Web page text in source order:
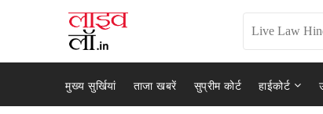
मुख्य सुर्खियां ताजा खबरें सुप्रीम कोर्ट हाईकोर्ट